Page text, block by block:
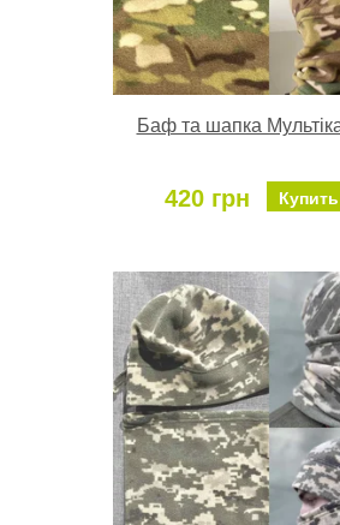
Баф та шапка
420 грн Купить